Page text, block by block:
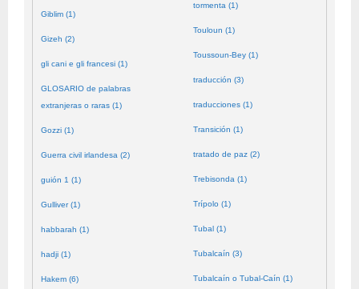
Giblim (1)
Gizeh (2)
gli cani e gli francesi (1)
GLOSARIO de palabras
extranjeras o raras (1)
Gozzi (1)
Guerra civil irlandesa (2)
guión 1 (1)
Gulliver (1)
habbarah (1)
hadji (1)
Hakem (6)
tormenta (1)
Touloun (1)
Toussoun-Bey (1)
traducción (3)
traducciones (1)
Transición (1)
tratado de paz (2)
Trebisonda (1)
Trípolo (1)
Tubal (1)
Tubalcaín (3)
Tubalcaín o Tubal-Caín (1)